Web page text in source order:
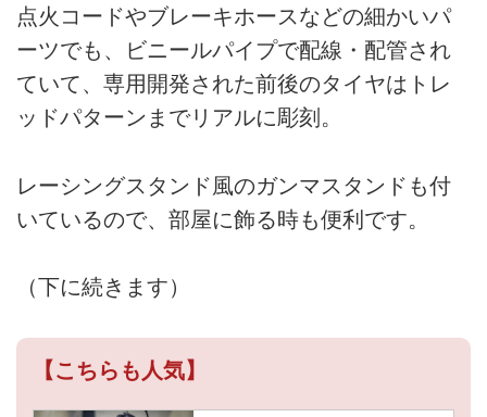
点火コードやブレーキホースなどの細かいパ
ーツでも、ビニールパイプで配線・配管され
ていて、専用開発された前後のタイヤはトレ
ッドパターンまでリアルに彫刻。
レーシングスタンド風のガンマスタンドも付
いているので、部屋に飾る時も便利です。
（下に続きます）
【こちらも人気】